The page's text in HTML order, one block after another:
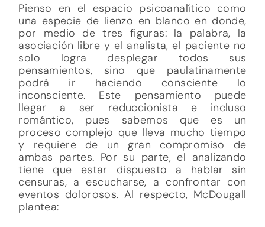
Pienso en el espacio psicoanalítico como
una especie de lienzo en blanco en donde,
por medio de tres figuras: la palabra, la
asociación libre y el analista, el paciente no
solo logra desplegar todos sus
pensamientos, sino que paulatinamente
podrá ir haciendo consciente lo
inconsciente. Este pensamiento puede
llegar a ser reduccionista e incluso
romántico, pues sabemos que es un
proceso complejo que lleva mucho tiempo
y requiere de un gran compromiso de
ambas partes. Por su parte, el analizando
tiene que estar dispuesto a hablar sin
censuras, a escucharse, a confrontar con
eventos dolorosos. Al respecto, McDougall
plantea: